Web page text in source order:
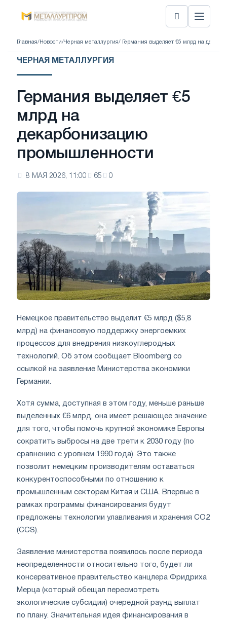
Главная/ Новости/Черная металлургия/ Германия выделяет €5 млрд на
ЧЕРНАЯ МЕТАЛЛУРГИЯ
Германия выделяет €5
млрд на
декарбонизацию
промышленности
8 МАЯ 2026, 11:00 65 0
Немецкое правительство выделит €5 млрд ($5,8
млрд) на финансовую поддержку энергоемких
процессов для внедрения низкоуглеродных
технологий. Об этом сообщает Bloomberg со
ссылкой на заявление Министерства экономики
Германии.
Хотя сумма, доступная в этом году, меньше раньше
выделенных €6 млрд, она имеет решающее значение
для того, чтобы помочь крупной экономике Европы
сократить выбросы на две трети к 2030 году (по
сравнению с уровнем 1990 года). Это также
позволит немецким производителям оставаться
конкурентоспособными по отношению к
промышленным секторам Китая и США. Впервые в
рамках программы финансирования будут
предложены технологии улавливания и хранения CO2
(CCS).
Заявление министерства появилось после периода
неопределенности относительно того, будет ли
консервативное правительство канцлера Фридриха
Мерца (который обещал пересмотреть
экологические субсидии) очередной раунд выплат
по плану. Значительная идея финансирования в